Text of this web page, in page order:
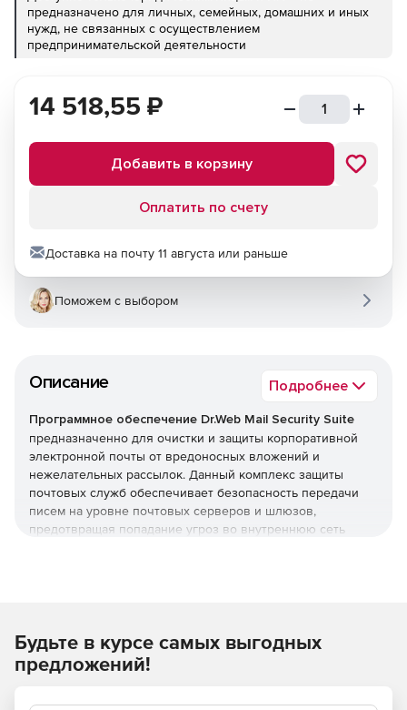
предназначено для личных, семейных, домашних и иных
нужд, не связанных с осуществлением
предпринимательской деятельности
Описание Подробнее
Программное обеспечение Dr.Web Mail Security Suite
предназначенно для очистки и защиты корпоративной
электронной почты от вредоносных вложений и
нежелательных рассылок. Данный комплекс защиты
почтовых служб обеспечивает безопасность передачи
писем на уровне почтовых серверов и шлюзов,
предотвращая попадание угроз во внутреннюю сеть
Преимущества Dr.Web Mail
Security Suite
Возможность использования в организациях,
14 518,55 ₽
Добавить в корзину
Оплатить по счету
Доставка на почту 11 августа или раньше
Поможем с выбором
Будьте в курсе самых выгодных
предложений!